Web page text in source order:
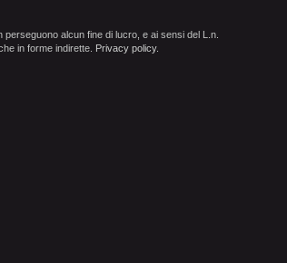
alcun fine di lucro, e ai sensi del L.n.
in forme indirette. Privacy policy.